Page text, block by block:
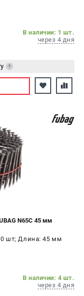
В наличии: 1 шт.
через 4 дня
?
N65C 45 мм
шт; Длина: 45 мм
В наличии: 4 шт.
через 4 дня